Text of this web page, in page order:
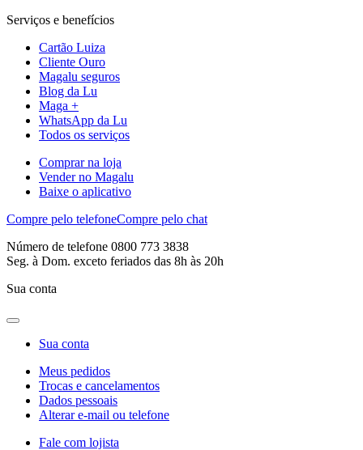
Serviços e benefícios
Cartão Luiza
Cliente Ouro
Magalu seguros
Blog da Lu
Maga +
WhatsApp da Lu
Todos os serviços
Comprar na loja
Vender no Magalu
Baixe o aplicativo
Compre pelo telefoneCompre pelo chat
Número de telefone 0800 773 3838
Seg. à Dom. exceto feriados das 8h às 20h
Sua conta
Sua conta
Meus pedidos
Trocas e cancelamentos
Dados pessoais
Alterar e-mail ou telefone
Fale com lojista